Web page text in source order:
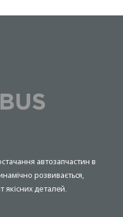
автозапчастин в
розвивається,
деталей.